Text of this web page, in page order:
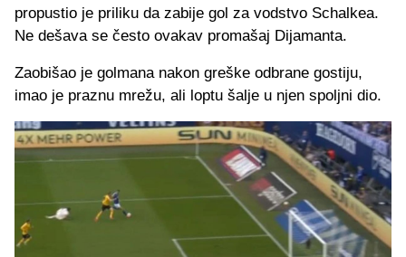
propustio je priliku da zabije gol za vodstvo Schalkea.
Ne dešava se često ovakav promašaj Dijamanta.
Zaobišao je golmana nakon greške odbrane gostiju,
imao je praznu mrežu, ali loptu šalje u njen spoljni dio.